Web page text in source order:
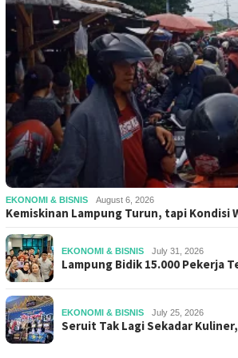
EKONOMI & BISNIS August 6, 2026
Kemiskinan Lampung Turun, tapi Kondisi
EKONOMI & BISNIS July 31, 2026
Lampung Bidik 15.000 Pekerja
EKONOMI & BISNIS July 25, 2026
Seruit Tak Lagi Sekadar